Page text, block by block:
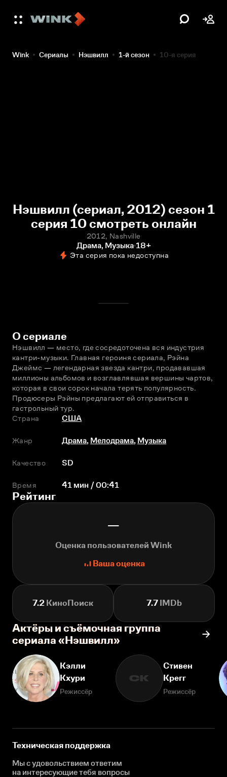
Wink Сериалы Нэшвилл 1-й сезон 10-я серия
Нэшвилл (сериал, 2012) сезон 1
серия 10 смотреть онлайн
2012, Nashville
Драма, Музыка 18+
Эта серия пока недоступна
О сериале
Нэшвилл — место, где сосредоточена вся индустрия
кантри-музыки. Главная героиня сериала, Рэйна
Джеймс — легендарная звезда кантри, продававшая
миллионы альбомов и возглавлявшая вершины чартов,
которая в свои сорок начала терять популярность.
Продюсеры Рэйны предлагают ей отправиться в
гастрольный тур.
Страна
США
Жанр Драма, Мелодрама, Музыка
Качество SD
Время 41 мин / 00:41
Рейтинг
—
Оценка пользователей Wink
Ваша оценка
7.2 КиноПоиск 7.7 IMDb
Актёры и съёмочная группа
сериала «Нэшвилл»
Кэлли
Кхури
Режиссёр
СК
Стивен
Крегг
Режиссёр
Техническая поддержка
Мы с удовольствием ответим
на интересующиетебя вопросы